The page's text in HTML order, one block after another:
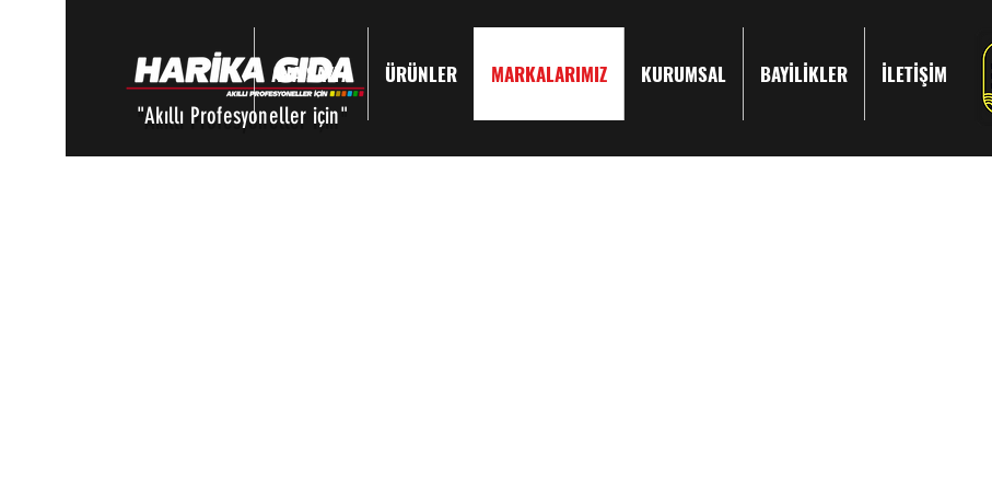
"Akıllı Profesyoneller için"
ANA SAYFA ÜRÜNLER MARKALARIMIZ KURUMSAL BAYİLİKLER İLETİŞİM
Giriş